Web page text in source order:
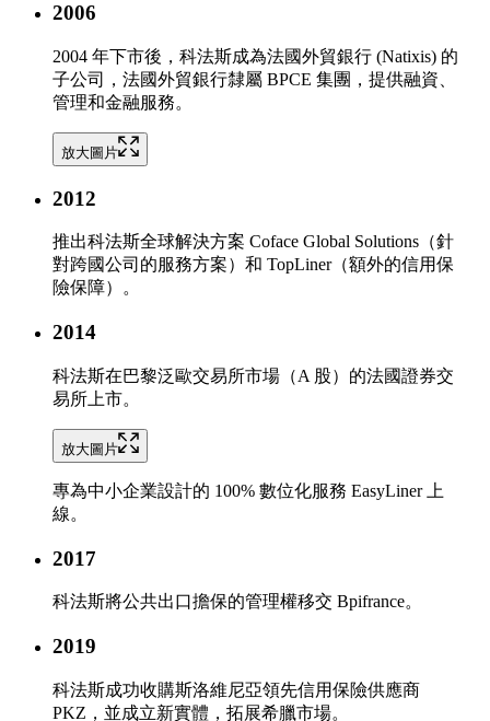
2006
2004 年下市後， 科法斯成為法國外貿銀行 (Natixis) 的
子公司，法國外貿銀行隸屬 BPCE 集團，提供融資、
管理和金融服務。
放大圖片
2012
推出科法斯全球 解決方案 Coface Global Solutions（針
對跨國公司 的服務方案）和 TopLiner（額外的信用保
險保障）。
2014
科法斯在巴黎泛歐交易所市場（A 股）的法國證券交
易所上市。
放大圖片
專為中小企業設計的 100% 數位化服務 EasyLiner 上
線。
2017
科法斯將公共出口擔保的管理權移交 Bpifrance。
2019
科法斯成功收購斯洛維尼亞領先信用保險供應商
PKZ，並成立新實體，拓展希臘市場。